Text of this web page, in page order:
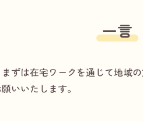
一言
ずは在宅ワークを通じて地域
いいたします。